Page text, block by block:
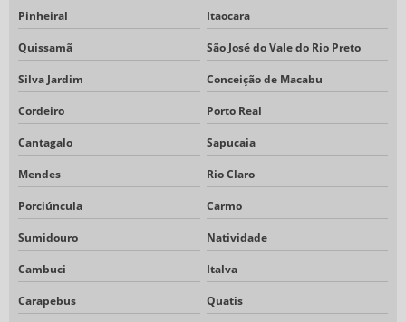
Pinheiral Itaocara
Quissamã São José do Vale do Rio Preto
Silva Jardim Conceição de Macabu
Cordeiro Porto Real
Cantagalo Sapucaia
Mendes Rio Claro
Porciúncula Carmo
Sumidouro Natividade
Cambuci Italva
Carapebus Quatis